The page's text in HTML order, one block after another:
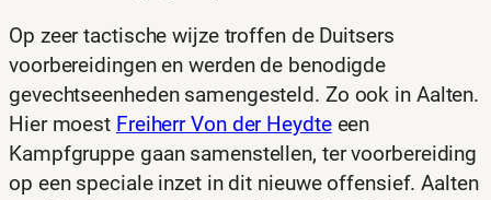
Op zeer tactische wijze troffen de Duitsers
voorbereidingen en werden de benodigde
gevechtseenheden samengesteld. Zo ook in Aalten.
Hier moest Freiherr Von der Heydteeen
Kampfgruppe gaan samenstellen, ter voorbereiding
op een speciale inzet in dit nieuwe offensief. Aalten